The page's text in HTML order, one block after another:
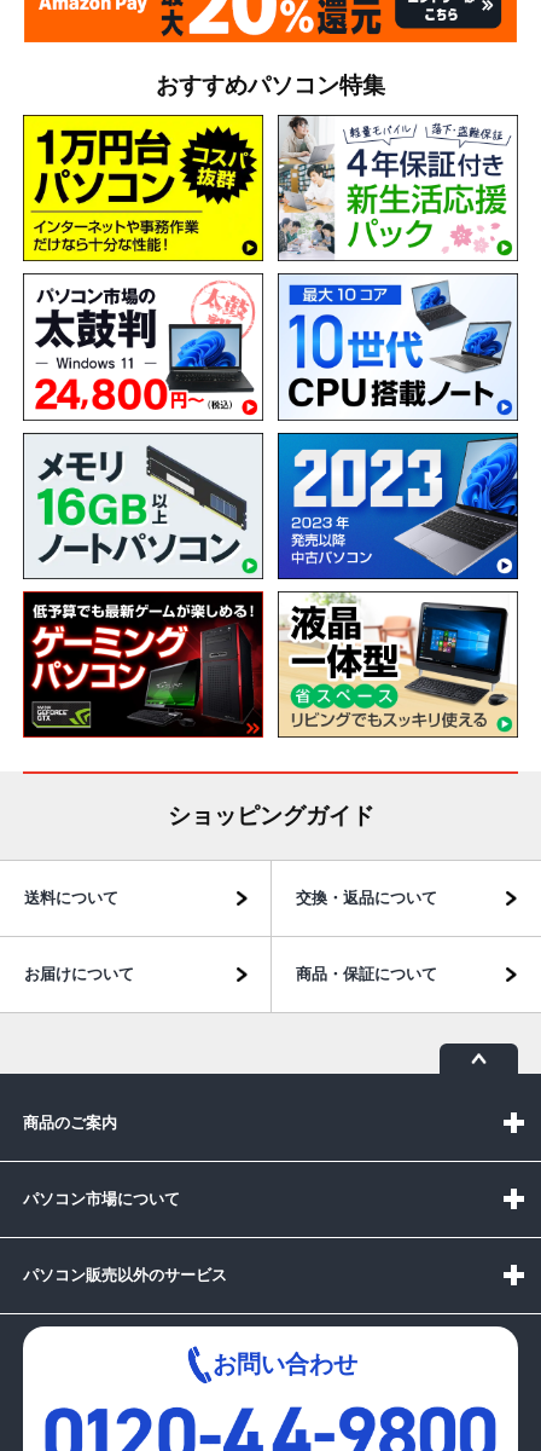
おすすめパソコン特集
ショッピングガイド
送料について 交換・返品について
お届けについて 商品・保証について
商品のご案内
パソコン市場について
パソコン販売以外のサービス
お問い合わせ